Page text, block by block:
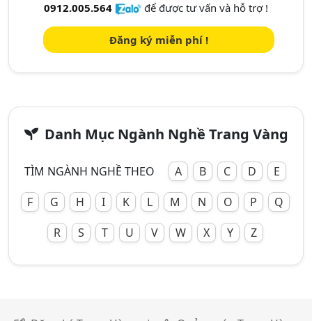
0912.005.564
để được tư vấn và hỗ trợ !
Đăng ký miễn phí !
Danh Mục Ngành Nghề Trang Vàng
TÌM NGÀNH NGHỀ THEO A B C D
E
F
G H I K L M N O P
Q
R
S T U V W X Y Z